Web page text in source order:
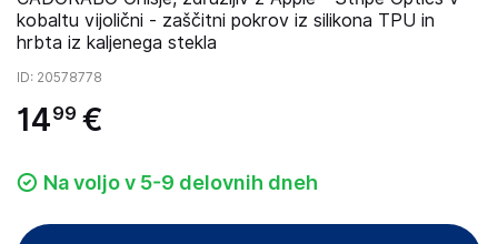
kobaltu vijolični - zaščitni pokrov iz silikona TPU in
hrbta iz kaljenega stekla
ID: 20578778
1499 €
Na voljo v 5-9 delovnih dneh